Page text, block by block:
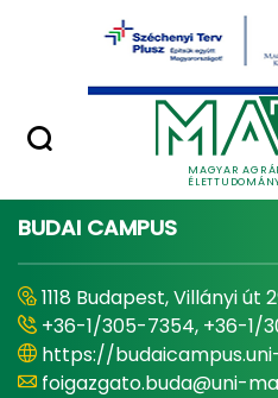
Ugrás a fő tartalomhoz
MAGYAR
Minőségügy
Home -
BUDAI CAMPUS
1118 Budapest, Villányi út
+36-1/305-7354, +36-1/
https://
foigazgato.buda@uni-